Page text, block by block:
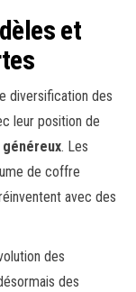
et
diversification des
leur position de
. Les
de coffre
avec des
des
des